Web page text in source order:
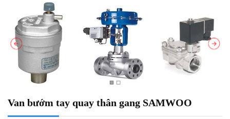
Van bướm tay quay thân gang SAMWOO